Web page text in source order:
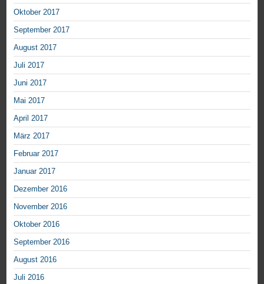
Oktober 2017
September 2017
August 2017
Juli 2017
Juni 2017
Mai 2017
April 2017
März 2017
Februar 2017
Januar 2017
Dezember 2016
November 2016
Oktober 2016
September 2016
August 2016
Juli 2016